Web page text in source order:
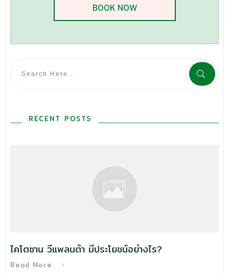
BOOK NOW
RECENT POSTS
ไคโตซาน วีแพลนต้า มีประโยชน์อย่างไร?
Read More